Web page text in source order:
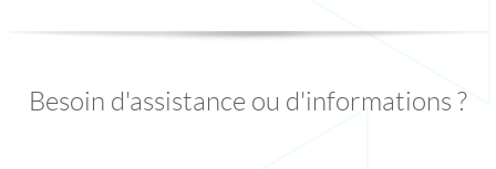
Besoin d'assistance ou d'informations ?